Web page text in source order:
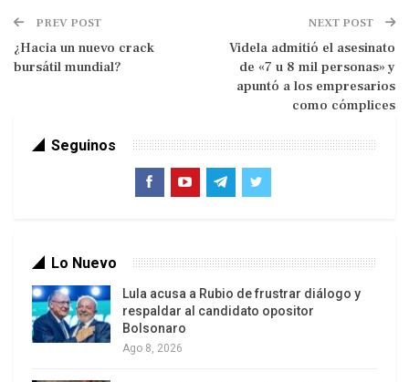
Ahora esa tesis se ha llevado más lejos: todos los
los crímenes del Tercer Reich.
contra los judíos fue inigualable en los anales de
la historia. Es verdad en cuanto al método de
exterminio, pero no en todo lo demás. Los belgas
masacraron a los congoleses en mayor número:
PREV POST
¿Hacia un nuevo crack
bursátil mundial?
NEXT POST
Videla admitió el asesinato
de «7 u 8 mil personas» y
apuntó a los empresarios
como cómplices
Seguinos
Lo Nuevo
Lula acusa a Rubio de frustrar diálogo y
respaldar al candidato opositor
Bolsonaro
Ago 8, 2026